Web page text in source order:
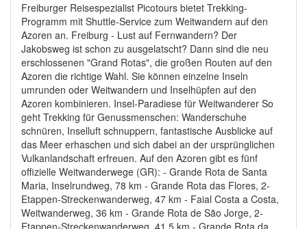
Freiburger Reisespezialist Picotours bietet Trekking-
Programm mit Shuttle-Service zum Weitwandern auf den
Azoren an. Freiburg - Lust auf Fernwandern? Der
Jakobsweg ist schon zu ausgelatscht? Dann sind die neu
erschlossenen "Grand Rotas", die großen Routen auf den
Azoren die richtige Wahl. Sie können einzelne Inseln
umrunden oder Weitwandern und Inselhüpfen auf den
Azoren kombinieren. Insel-Paradiese für Weitwanderer So
geht Trekking für Genussmenschen: Wanderschuhe
schnüren, Inselluft schnuppern, fantastische Ausblicke auf
das Meer erhaschen und sich dabei an der ursprünglichen
Vulkanlandschaft erfreuen. Auf den Azoren gibt es fünf
offizielle Weitwanderwege (GR): - Grande Rota de Santa
Maria, Inselrundweg, 78 km - Grande Rota das Flores, 2-
Etappen-Streckenwanderweg, 47 km - Faial Costa a Costa,
Weitwanderweg, 36 km - Grande Rota de São Jorge, 2-
Etappen-Streckenwanderweg, 41,5 km - Grande Rota da